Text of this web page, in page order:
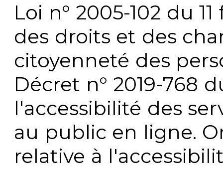
Loi n° 2005-102 du
des droits et des
citoyenneté des
Décret n° 2019-768
l'accessibilité des
au public en ligne.
relative à